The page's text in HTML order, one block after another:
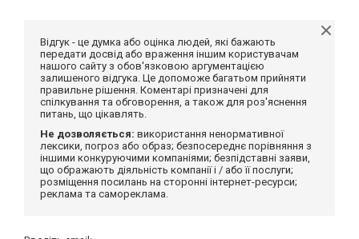
Відгук - це думка або оцінка людей, які бажають
передати досвід або враження іншим користувачам
нашого сайту з обов'язковою аргументацією
залишеного відгука. Це допоможе багатьом прийняти
правильне рішення. Коментарі призначені для
спілкування та обговорення, а також для роз'яснення
питань, що цікавлять.
Не дозволяється: використання ненормативної
лексики, погроз або образ; безпосереднє порівняння з
іншими конкуруючими компаніями; безпідставні заяви,
що ображають діяльність компанії і / або її послуги;
розміщення посилань на сторонні інтернет-ресурси;
реклама та самореклама.